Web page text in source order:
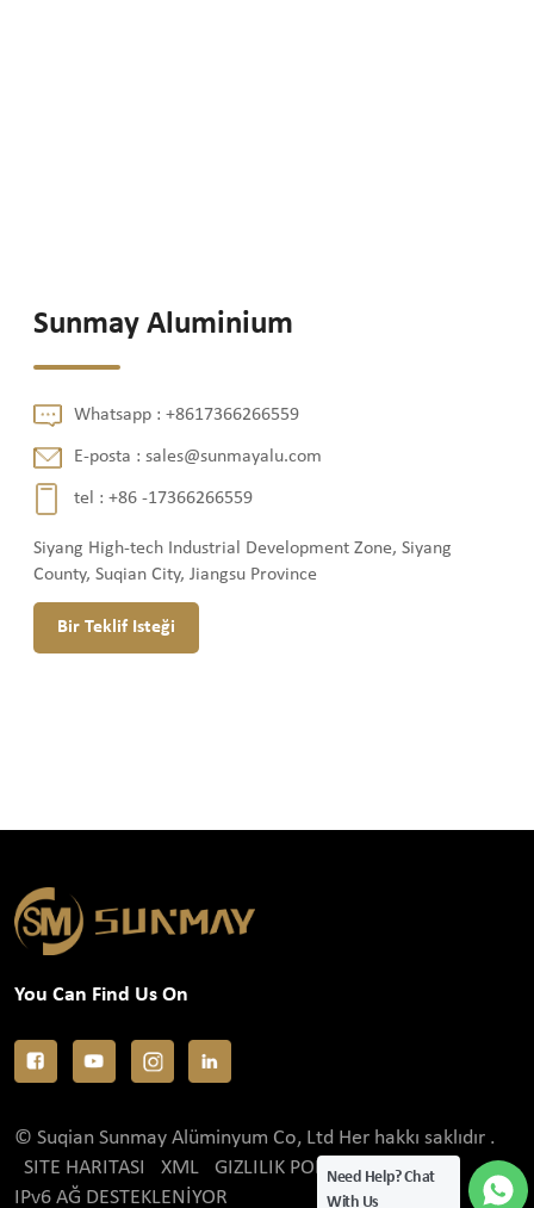
Sunmay Aluminium
Whatsapp :+8617366266559
E-posta :sales@sunmayalu.com
tel :+86 -17366266559
Siyang High-tech Industrial Development Zone, Siyang
County, Suqian City, Jiangsu Province
Bir Teklif Isteği
You Can Find Us On
© Suqian Sunmay Alüminyum Co, Ltd Her hakkı saklıdır .
SITE HARITASI
XML
GIZLILIK POLITIKASI
IPv6 AĞ DESTEKLENİYOR
Need Help? Chat
With Us